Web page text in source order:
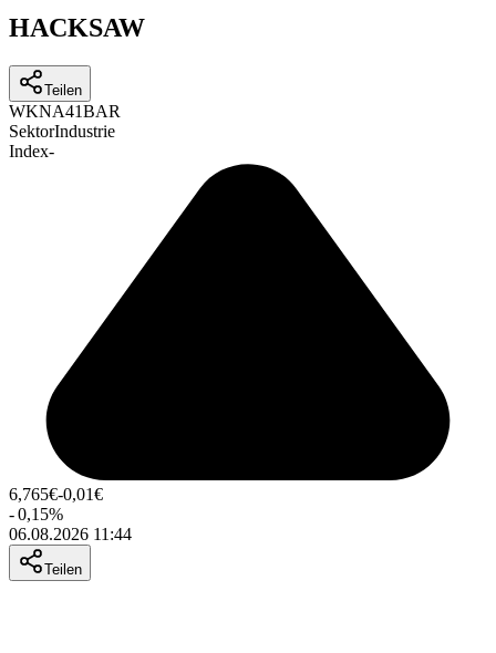
HACKSAW
Teilen
WKNA41BAR
SektorIndustrie
Index-
6,765€-0,01€
-0,15%
06.08.2026 11:44
Teilen